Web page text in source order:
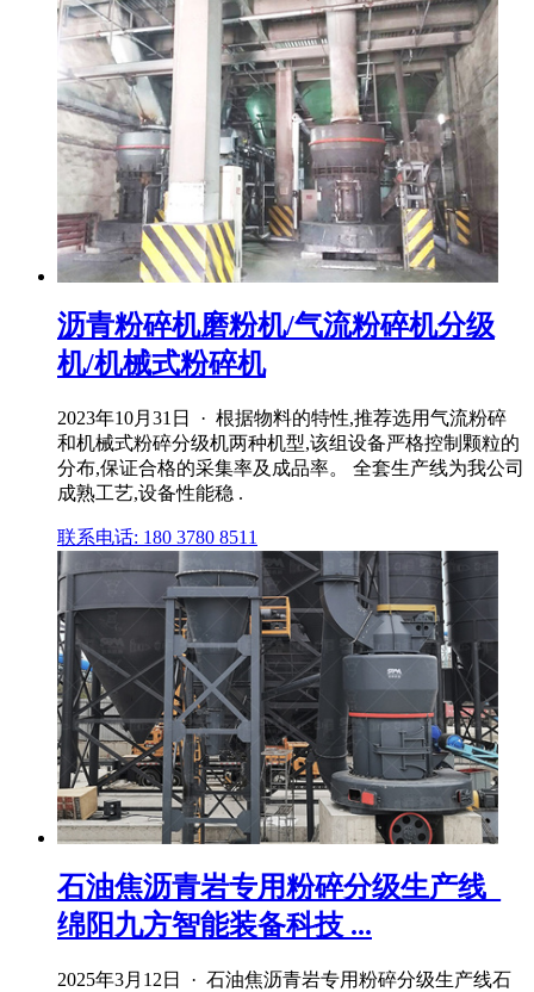
沥青粉碎机磨粉机/气流粉碎机分级
机/机械式粉碎机
2023年10月31日 · 根据物料的特性,推荐选用气流粉碎
和机械式粉碎分级机两种机型,该组设备严格控制颗粒的
分布,保证合格的采集率及成品率。 全套生产线为我公司
成熟工艺,设备性能稳 .
联系电话: 180 3780 8511
石油焦沥青岩专用粉碎分级生产线_
绵阳九方智能装备科技 ...
2025年3月12日 · 石油焦沥青岩专用粉碎分级生产线石